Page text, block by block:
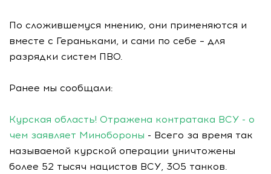
По сложившемуся мнению, они применяются и
вместе с Гераньками, и сами по себе – для
разрядки систем ПВО.
Ранее мы сообщали:
Курская область! Отражена контратака ВСУ - о
чем заявляет Минобороны - Всего за время так
называемой курской операции уничтожены
более 52 тысяч нацистов ВСУ, 305 танков.